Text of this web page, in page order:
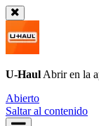
U-Haul Abrir en la
Abierto
Saltar al contenido